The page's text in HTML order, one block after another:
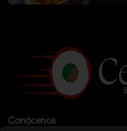
Conócenos